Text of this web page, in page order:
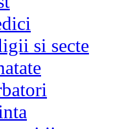
si secte